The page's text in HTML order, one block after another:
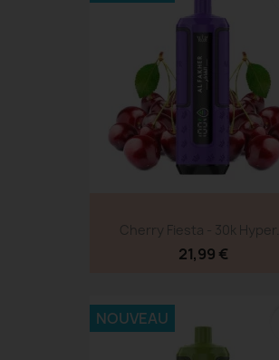
Cherry Fiesta - 30k Hyper...
21,99 €
NOUVEAU